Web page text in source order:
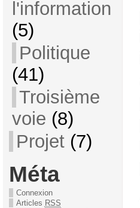
l'information
(5)
Politique
(41)
Troisième
voie (8)
Projet(7)
Méta
Connexion
Articles RSS